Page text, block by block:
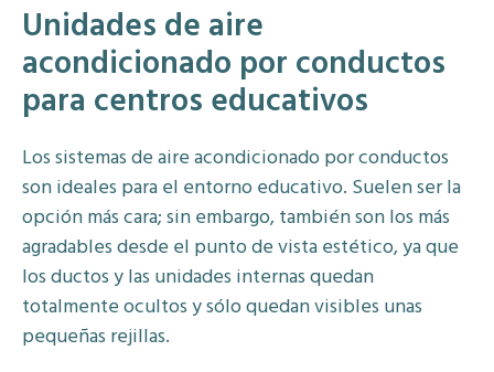
Unidades de aire
acondicionado por conductos
para centros educativos
Los sistemas de aire acondicionado por conductos
son ideales para el entorno educativo. Suelen ser la
opción más cara; sin embargo, también son los más
agradables desde el punto de vista estético, ya que
los ductos y las unidades internas quedan
totalmente ocultos y sólo quedan visibles unas
pequeñas rejillas.